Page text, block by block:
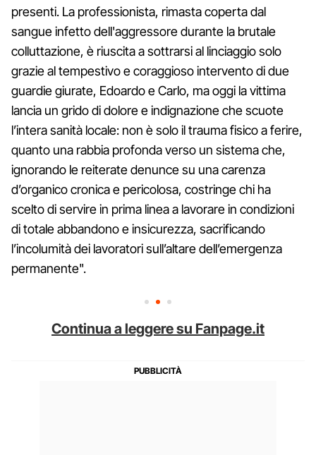
presenti. La professionista, rimasta coperta dal
sangue infetto dell'aggressore durante la brutale
colluttazione, è riuscita a sottrarsi al linciaggio solo
grazie al tempestivo e coraggioso intervento di due
guardie giurate, Edoardo e Carlo, ma oggi la vittima
lancia un grido di dolore e indignazione che scuote
l’intera sanità locale: non è solo il trauma fisico a ferire,
quanto una rabbia profonda verso un sistema che,
ignorando le reiterate denunce su una carenza
d’organico cronica e pericolosa, costringe chi ha
scelto di servire in prima linea a lavorare in condizioni
di totale abbandono e insicurezza, sacrificando
l’incolumità dei lavoratori sull’altare dell’emergenza
permanente".
Continua a leggere su Fanpage.it